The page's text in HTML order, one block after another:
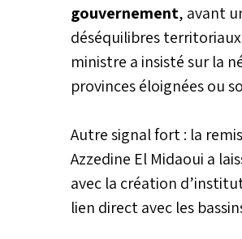
gouvernement, avant
déséquilibres
ministre a insisté sur la
provinces éloignées ou
Autre signal fort : la
Azzedine El Midaoui a
avec la création
lien direct avec les